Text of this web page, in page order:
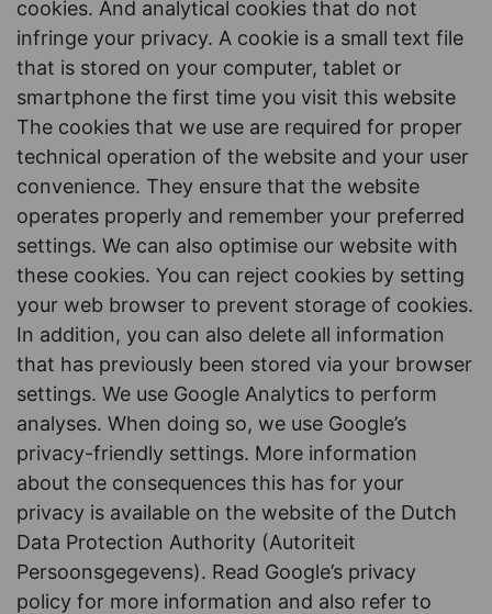
cookies. And analytical cookies that do not
infringe your privacy. A cookie is a small text file
that is stored on your computer, tablet or
smartphone the first time you visit this website
The cookies that we use are required for proper
technical operation of the website and your user
convenience. They ensure that the website
operates properly and remember your preferred
settings. We can also optimise our website with
these cookies. You can reject cookies by setting
your web browser to prevent storage of cookies.
In addition, you can also delete all information
that has previously been stored via your browser
settings. We use Google Analytics to perform
analyses. When doing so, we use Google’s
privacy-friendly settings. More information
about the consequences this has for your
privacy is available on the website of the Dutch
Data Protection Authority (Autoriteit
Persoonsgegevens). Read Google’s privacy
policy for more information and also refer to